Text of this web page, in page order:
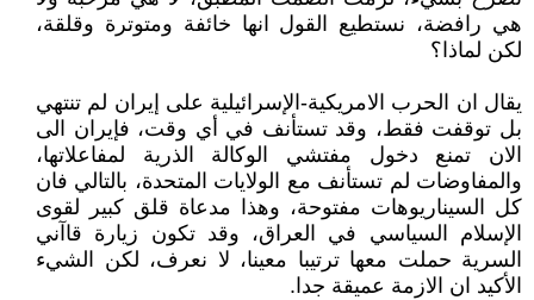
هي رافضة، نستطيع القول انها خائفة ومتوترة وقلقة،
لكن لماذا؟
يقال ان الحرب الامريكية-الإسرائيلية على إيران لم تنتهي
بل توقفت فقط، وقد تستأنف في أي وقت، فإيران الى
الان تمنع دخول مفتشي الوكالة الذرية لمفاعلاتها،
والمفاوضات لم تستأنف مع الولايات المتحدة، بالتالي فان
كل السيناريوهات مفتوحة، وهذا مدعاة قلق كبير لقوى
الإسلام السياسي في العراق، وقد تكون زيارة قاآني
السرية حملت معها ترتيبا معينا، لا نعرف، لكن الشيء
الأكيد ان الازمة عميقة جدا.